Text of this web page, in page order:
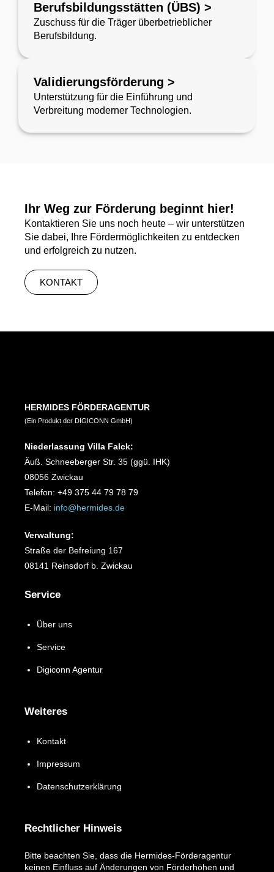
Berufsbildungsstätten (ÜBS) >
Zuschuss für die Träger überbetrieblicher
Berufsbildung.
Validierungsförderung >
Unterstützung für die Einführung und
Verbreitung moderner Technologien.
Ihr Weg zur Förderung beginnt hier!
Kontaktieren Sie uns noch heute – wir unterstützen
Sie dabei, Ihre Fördermöglichkeiten zu entdecken
und erfolgreich zu nutzen.
KONTAKT
HERMIDES FÖRDERAGENTUR
(Ein Produkt der DIGICONN GmbH)
Niederlassung Villa Falck:
Äuß. Schneeberger Str. 35 (ggü. IHK)
08056 Zwickau
Telefon: +49 375 44 79 78 79
E-Mail: info@hermides.de
Verwaltung:
Straße der Befreiung 167
08141 Reinsdorf b. Zwickau
Service
Über uns
Service
Digiconn Agentur
Weiteres
Kontakt
Impressum
Datenschutzerklärung
Rechtlicher Hinweis
Bitte beachten Sie, dass die Hermides-Förderagentur
keinen Einfluss auf Änderungen von Förderhöhen und